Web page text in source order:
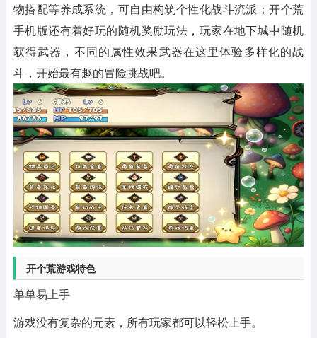
物搭配等养成系统，可自由构筑个性化战斗流派；开个荒
手机版还有着好玩的随机奖励玩法，玩家在地下城中随机
获得武器，不同的属性效果武器在这里体验多样化的战
斗，开始最有趣的冒险挑战吧。
开个荒游戏特色
单单易上手
游戏没有复杂的元素，所有玩家都可以轻松上手。